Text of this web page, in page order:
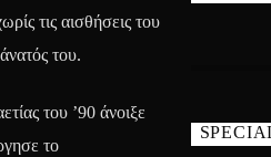
τις αισθήσεις του
του.
του ’90 άνοιξε
το